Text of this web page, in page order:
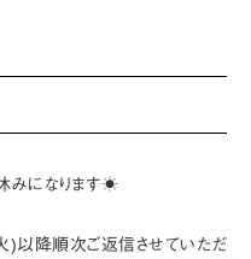
n
みになります☀️
)以降順次ご返信させていただ